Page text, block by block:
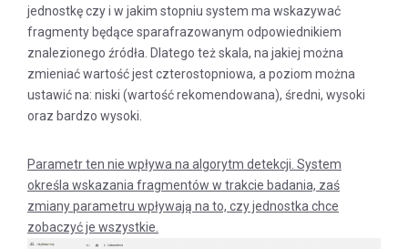
jednostkę czy i w jakim stopniu system ma wskazywać
fragmenty będące sparafrazowanym odpowiednikiem
znalezionego źródła. Dlatego też skala, na jakiej można
zmieniać wartość jest czterostopniowa, a poziom można
ustawić na: niski (wartość rekomendowana), średni, wysoki
oraz bardzo wysoki.
Parametr ten nie wpływa na algorytm detekcji. System
określa wskazania fragmentów w trakcie badania, zaś
zmiany parametru wpływają na to, czy jednostka chce
zobaczyć je wszystkie.